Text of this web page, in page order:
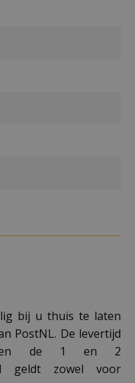
bij u thuis te laten
PostNL. De levertijd
de 1 en 2
geldt zowel voor